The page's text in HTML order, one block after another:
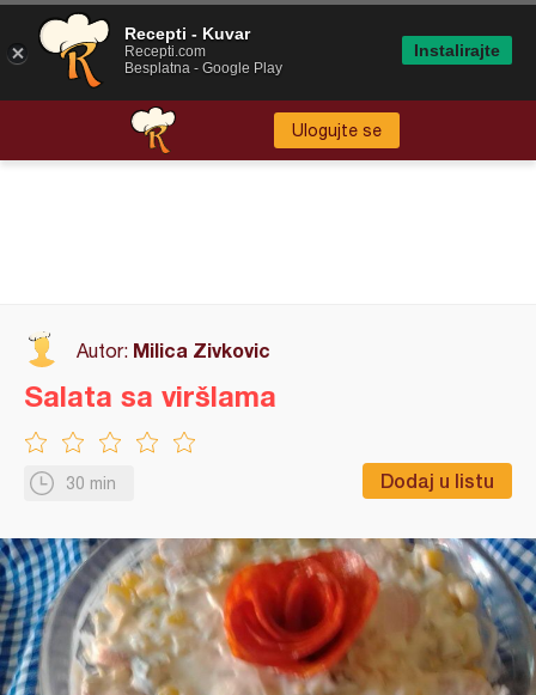
Ulogujte se
Autor: Milica Zivkovic
30 min Dodaj u listu
Salata sa viršlama
Recepti - Kuvar
Recepti.com
Besplatna - Google Play
Instalirajte